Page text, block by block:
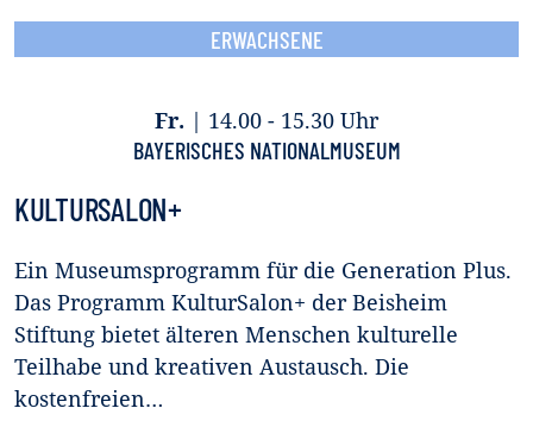
ERWACHSENE
Fr. | 14.00 - 15.30 Uhr
BAYERISCHES NATIONALMUSEUM
KULTURSALON+
Ein Museumsprogramm für die Generation Plus.
Das Programm KulturSalon+ der Beisheim
Stiftung bietet älteren Menschen kulturelle
Teilhabe und kreativen Austausch. Die
kostenfreien…